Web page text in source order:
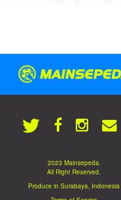
2023 Mainsepeda.
All Right Reserved.
Produce in Surabaya, Indonesia